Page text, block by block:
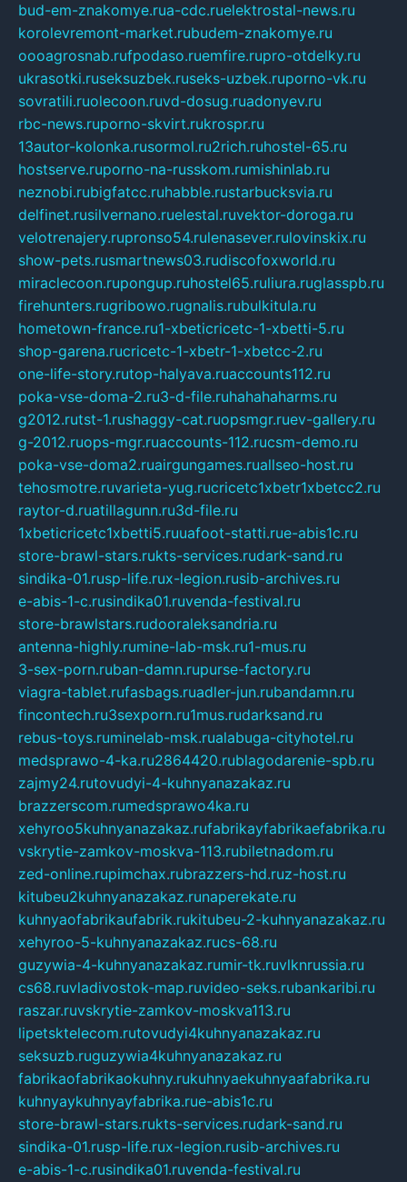
bud-em-znakomye.rua-cdc.ruelektrostal-news.ru
korolevremont-market.rubudem-znakomye.ru
oooagrosnab.rufpodaso.ruemfire.rupro-otdelky.ru
ukrasotki.ruseksuzbek.ruseks-uzbek.ruporno-vk.ru
sovratili.ruolecoon.ruvd-dosug.ruadonyev.ru
rbc-news.ruporno-skvirt.rukrospr.ru
13autor-kolonka.rusormol.ru2rich.ruhostel-65.ru
hostserve.ruporno-na-russkom.rumishinlab.ru
neznobi.rubigfatcc.ruhabble.rustarbucksvia.ru
delfinet.rusilvernano.ruelestal.ruvektor-doroga.ru
velotrenajery.rupronso54.rulenasever.rulovinskix.ru
show-pets.rusmartnews03.rudiscofoxworld.ru
miraclecoon.rupongup.ruhostel65.ruliura.ruglasspb.ru
firehunters.rugribowo.rugnalis.rubulkitula.ru
hometown-france.ru1-xbeticricetc-1-xbetti-5.ru
shop-garena.rucricetc-1-xbetr-1-xbetcc-2.ru
one-life-story.rutop-halyava.ruaccounts112.ru
poka-vse-doma-2.ru3-d-file.ruhahahaharms.ru
g2012.rutst-1.rushaggy-cat.ruopsmgr.ruev-gallery.ru
g-2012.ruops-mgr.ruaccounts-112.rucsm-demo.ru
poka-vse-doma2.ruairgungames.ruallseo-host.ru
tehosmotre.ruvarieta-yug.rucricetc1xbetr1xbetcc2.ru
raytor-d.ruatillagunn.ru3d-file.ru
1xbeticricetc1xbetti5.ruuafoot-statti.rue-abis1c.ru
store-brawl-stars.rukts-services.rudark-sand.ru
sindika-01.rusp-life.rux-legion.rusib-archives.ru
e-abis-1-c.rusindika01.ruvenda-festival.ru
store-brawlstars.rudooraleksandria.ru
antenna-highly.rumine-lab-msk.ru1-mus.ru
3-sex-porn.ruban-damn.rupurse-factory.ru
viagra-tablet.rufasbags.ruadler-jun.rubandamn.ru
fincontech.ru3sexporn.ru1mus.rudarksand.ru
rebus-toys.ruminelab-msk.rualabuga-cityhotel.ru
medsprawo-4-ka.ru2864420.rublagodarenie-spb.ru
zajmy24.rutovudyi-4-kuhnyanazakaz.ru
brazzerscom.rumedsprawo4ka.ru
xehyroo5kuhnyanazakaz.rufabrikayfabrikaefabrika.ru
vskrytie-zamkov-moskva-113.rubiletnadom.ru
zed-online.rupimchax.rubrazzers-hd.ruz-host.ru
kitubeu2kuhnyanazakaz.runaperekate.ru
kuhnyaofabrikaufabrik.rukitubeu-2-kuhnyanazakaz.ru
xehyroo-5-kuhnyanazakaz.rucs-68.ru
guzywia-4-kuhnyanazakaz.rumir-tk.ruvlknrussia.ru
cs68.ruvladivostok-map.ruvideo-seks.rubankaribi.ru
raszar.ruvskrytie-zamkov-moskva113.ru
lipetsktelecom.rutovudyi4kuhnyanazakaz.ru
seksuzb.ruguzywia4kuhnyanazakaz.ru
fabrikaofabrikaokuhny.rukuhnyaekuhnyaafabrika.ru
kuhnyaykuhnyayfabrika.rue-abis1c.ru
store-brawl-stars.rukts-services.rudark-sand.ru
sindika-01.rusp-life.rux-legion.rusib-archives.ru
e-abis-1-c.rusindika01.ruvenda-festival.ru